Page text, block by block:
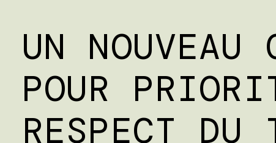
UN NOUVEAU
POUR
RESPECT DU